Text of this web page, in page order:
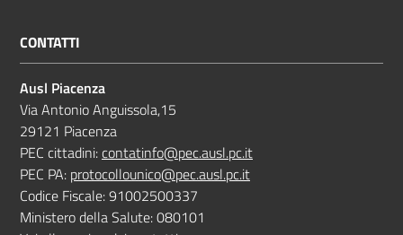
CONTATTI
Ausl Piacenza
Via Antonio Anguissola,15
29121 Piacenza
PEC cittadini:contatinfo@pec.ausl.pc.it
PEC PA: protocollounico@pec.ausl.pc.it
Codice Fiscale: 91002500337
Ministero della Salute: 080101